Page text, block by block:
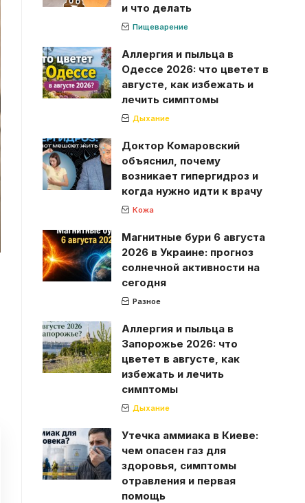
и что делать
Пищеварение
Аллергия и пыльца в
Одессе 2026: что цветет в
августе, как избежать и
лечить симптомы
Дыхание
Доктор Комаровский
объяснил, почему
возникает гипергидроз и
когда нужно идти к врачу
Кожа
Магнитные бури 6 августа
2026 в Украине: прогноз
солнечной активности на
сегодня
Разное
Аллергия и пыльца в
Запорожье 2026: что
цветет в августе, как
избежать и лечить
симптомы
Дыхание
Утечка аммиака в Киеве:
чем опасен газ для
здоровья, симптомы
отравления и первая
помощь